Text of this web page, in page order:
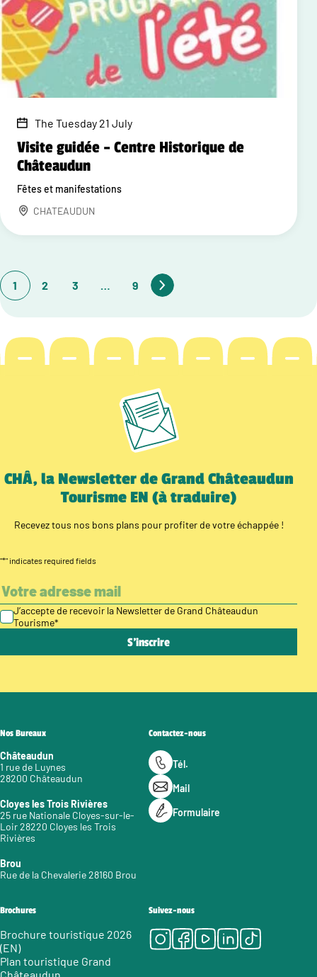
The Tuesday 21 July
Visite guidée – Centre Historique de
Châteaudun
Fêtes et manifestations
CHATEAUDUN
1 2 3 … 9
CHÂ, la Newsletter de Grand Châteaudun
Tourisme EN (à traduire)
Recevez tous nos bons plans pour profiter de votre échappée !
"*" indicates required fields
J’accepte de recevoir la Newsletter de Grand Châteaudun
Tourisme*
Nos Bureaux
Châteaudun
1 rue de Luynes
28200 Châteaudun
Cloyes les Trois Rivières
25 rue Nationale Cloyes-sur-le-
Loir 28220 Cloyes les Trois
Rivières
Brou
Rue de la Chevalerie 28160 Brou
Contactez-nous
Tél.
Mail
Formulaire
Brochures
Brochure touristique 2026
(EN)
Plan touristique Grand
Suivez-nous
Instagram
Facebook
Youtube
LinkedIn
Tiktok